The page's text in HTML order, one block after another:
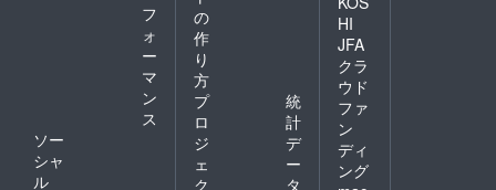
フ
ォ
ー
マ
ン
ス
ソー
シャ
ル
の
作
り
方
プ
ロ
ジ
ェ
ク
統
計
デ
ー
タ
HI
JFA
クラ
ウド
ファ
ン
ディ
ング